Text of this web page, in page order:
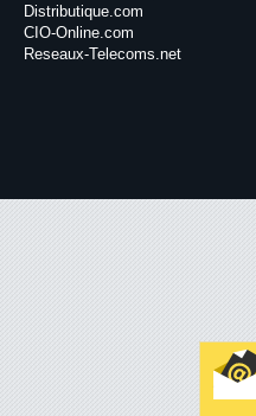
Distributique.com
CIO-Online.com
Reseaux-Telecoms.net